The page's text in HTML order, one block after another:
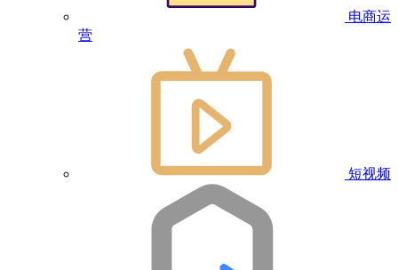
电商运
营
短视频